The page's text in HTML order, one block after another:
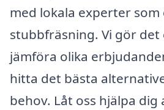
med lokala experter
stubbfräsning. Vi gör
jämföra olika
hitta det bästa
behov. Låt oss hjälpa